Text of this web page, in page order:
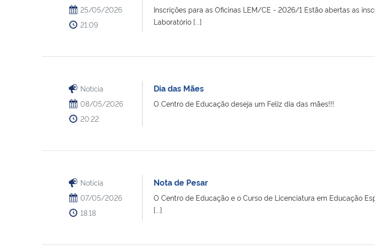
25/05/2026
21:09
Inscrições para as Oficinas LEM/CE - 2026/1 Estão abertas as
Laboratório [...]
Notícia
08/05/2026
20:22
Dia das Mães
O Centro de Educação deseja um Feliz dia das mães!!!
Notícia
07/05/2026
18:18
Nota de Pesar
O Centro de Educação e o Curso de Licenciatura em Educação
[...]